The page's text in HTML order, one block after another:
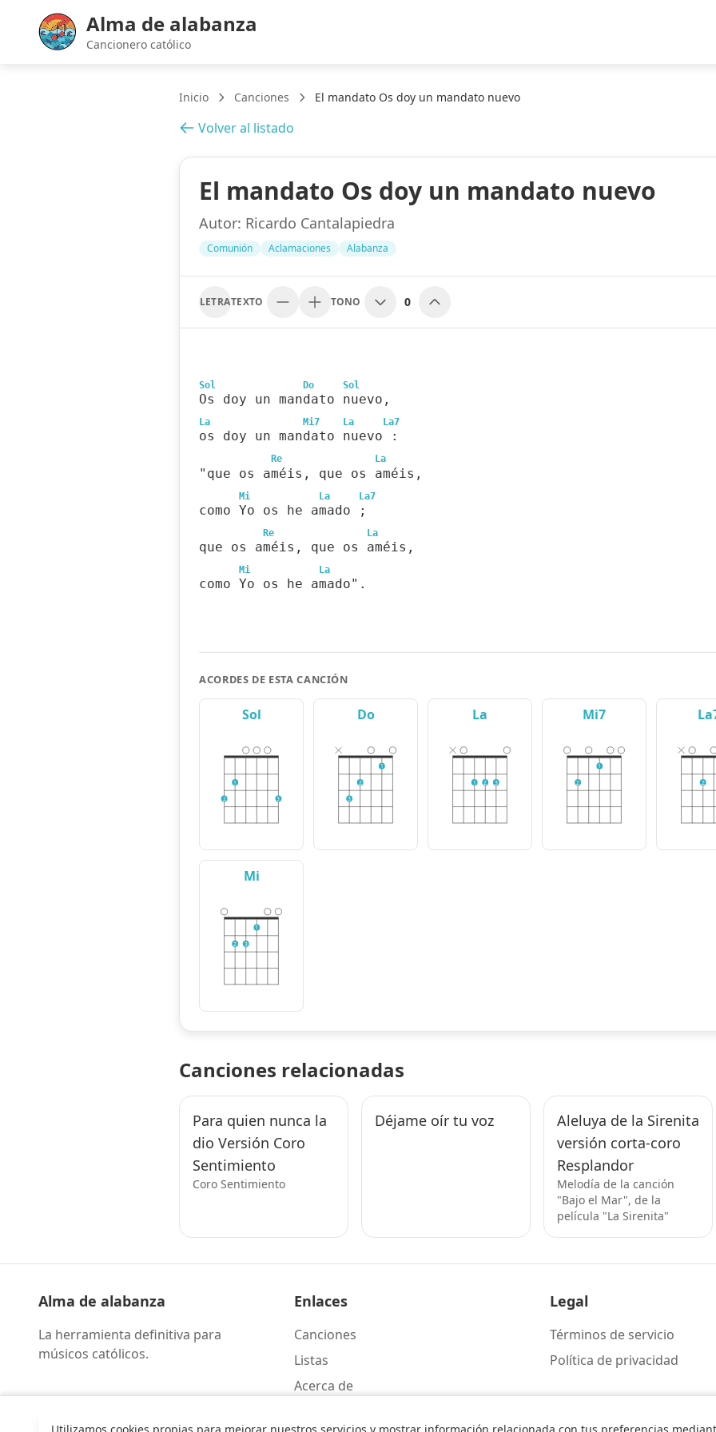
Alma de alabanza
Cancionero católico
Inicio Canciones El mandato Os doy un mandato nuevo
Volver al listado
El mandato Os doy un mandato nuevo
Autor: Ricardo Cantalapiedra
Comunión Aclamaciones Alabanza
LETRATEXTO TONO 0
Sol Do Sol
Os doy un mandato nuevo,
La Mi7 La La7
os doy un mandato nuevo :
Re La
"que os améis, que os améis,
Mi La La7
como Yo os he amado ;
Re La
que os améis, que os améis,
Mi La
como Yo os he amado".
ACORDES DE ESTA CANCIÓN
Sol
2
1
3
Do
3
2
1
La
1 2 3
Mi7
2
1
2
Mi
2 3
1
Canciones relacionadas
Para quien nunca la
dio Versión Coro
Sentimiento
Coro Sentimiento
Déjame oír tu voz
Aleluya de la Sirenita
versión corta-coro
Resplandor
Melodía de la canción
"Bajo el Mar", de la
película "La Sirenita"
Alma de alabanza
La herramienta definitiva para
músicos católicos.
Enlaces
Canciones
Listas
Acerca de
Legal
Términos de servicio
Política de privacidad